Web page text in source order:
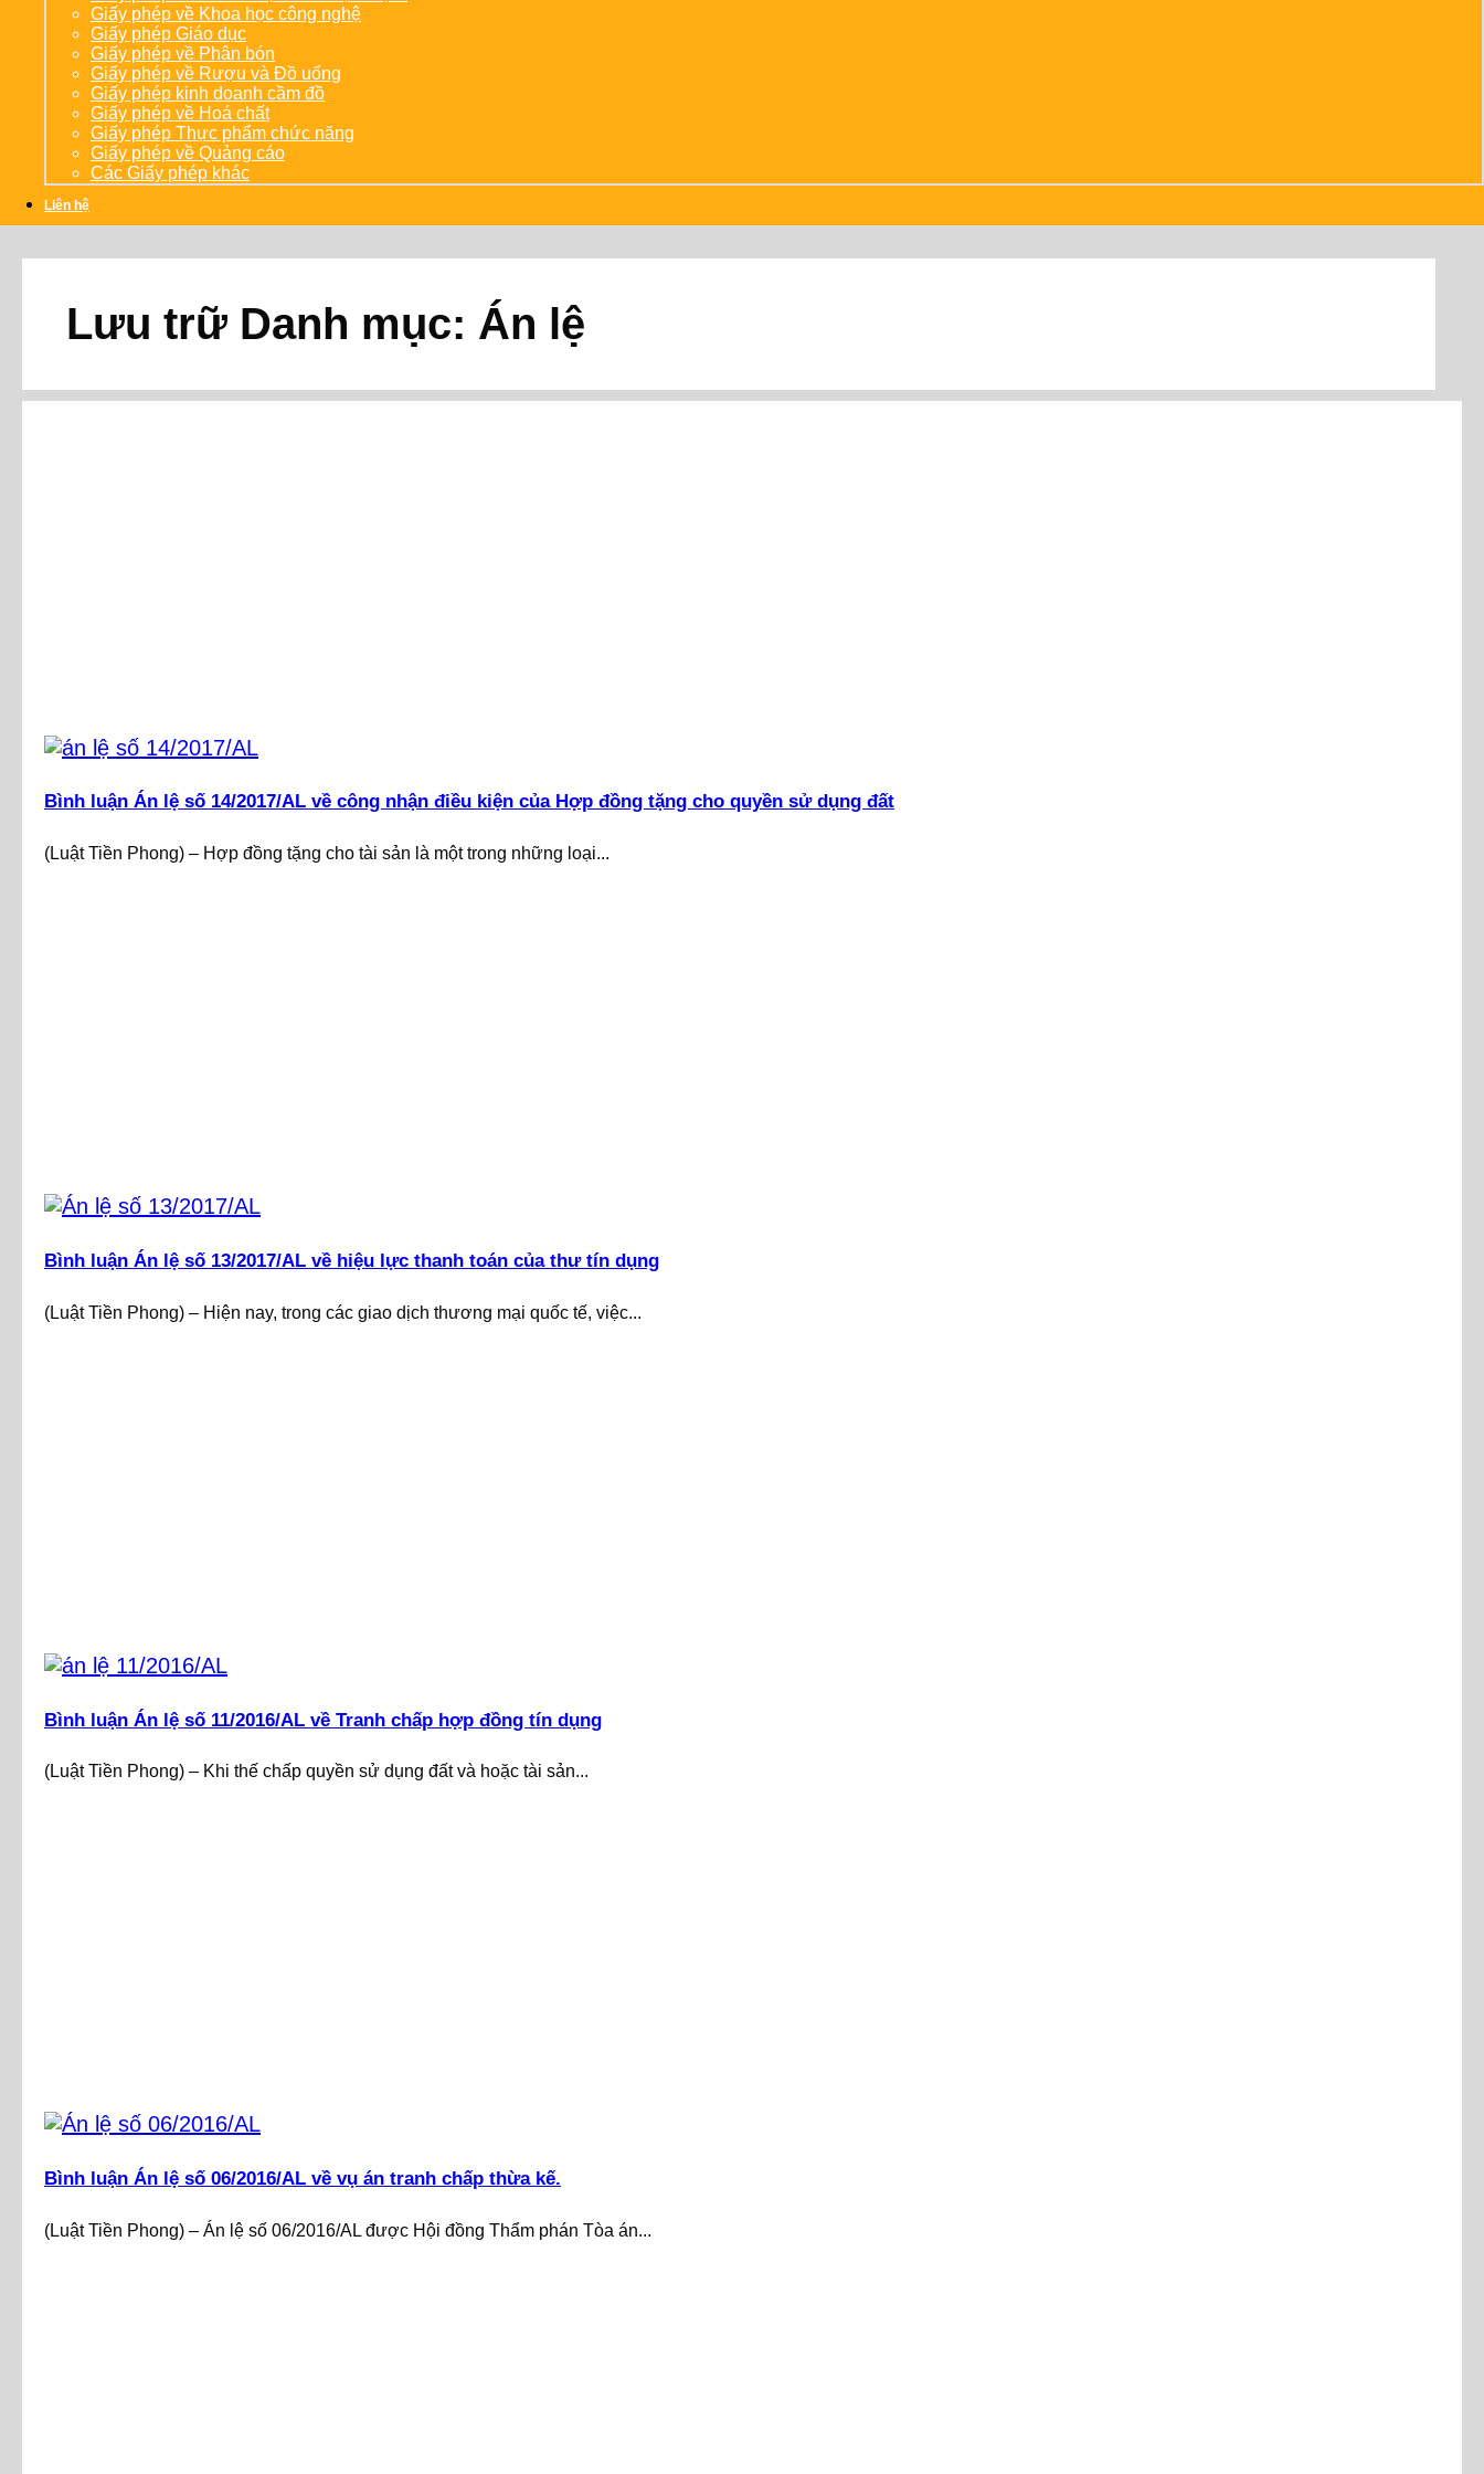
Giấy phép về Khoa học công nghệ
Giấy phép Giáo dục
Giấy phép về Phân bón
Giấy phép về Rượu và Đồ uống
Giấy phép kinh doanh cầm đồ
Giấy phép về Hoá chất
Giấy phép Thực phẩm chức năng
Giấy phép về Quảng cáo
Các Giấy phép khác
Liên hệ
Lưu trữ Danh mục: Án lệ
Bình luận Án lệ số 14/2017/AL về công nhận điều kiện của Hợp đồng tặng cho quyền sử dụng đất
(Luật Tiền Phong) – Hợp đồng tặng cho tài sản là một trong những loại...
Bình luận Án lệ số 13/2017/AL về hiệu lực thanh toán của thư tín dụng
(Luật Tiền Phong) – Hiện nay, trong các giao dịch thương mại quốc tế, việc...
Bình luận Án lệ số 11/2016/AL về Tranh chấp hợp đồng tín dụng
(Luật Tiền Phong) – Khi thế chấp quyền sử dụng đất và hoặc tài sản...
Bình luận Án lệ số 06/2016/AL về vụ án tranh chấp thừa kế.
(Luật Tiền Phong) – Án lệ số 06/2016/AL được Hội đồng Thẩm phán Tòa án...